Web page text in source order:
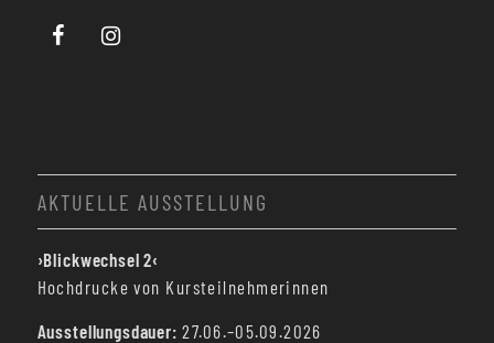
AKTUELLE AUSSTELLUNG
›Blickwechsel 2‹
Hochdrucke von Kursteilnehmerinnen
Ausstellungsdauer: 27.06.–05.09.2026